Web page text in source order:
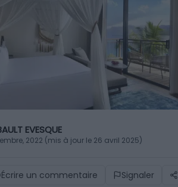
EVESQUE
2022 (mis à jour le 26 avril 2025)
Écrire un commentaire Signaler